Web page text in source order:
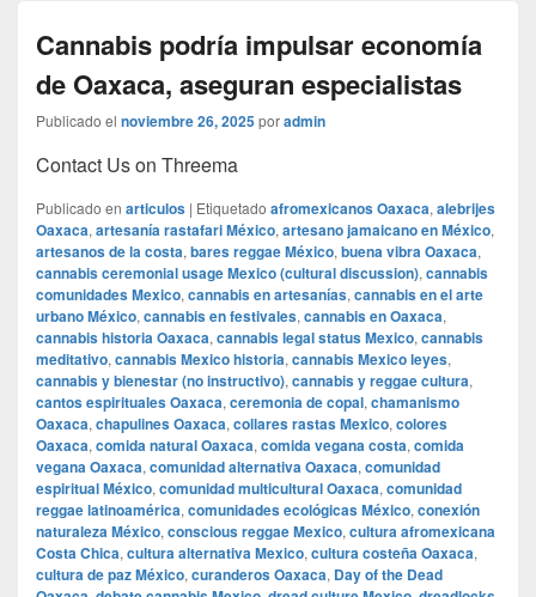
Cannabis podría impulsar economía
de Oaxaca, aseguran especialistas
Publicado el noviembre 26, 2025poradmin
Contact Us on Threema
Publicado en articulos | Etiquetado afromexicanos Oaxaca, alebrijes
Oaxaca, artesanía rastafari México, artesano jamaicano en México,
artesanos de la costa, bares reggae México, buena vibra Oaxaca,
cannabis ceremonial usage Mexico (cultural discussion), cannabis
comunidades Mexico, cannabis en artesanías, cannabis en el arte
urbano México, cannabis en festivales, cannabis en Oaxaca,
cannabis historia Oaxaca, cannabis legal status Mexico, cannabis
meditativo, cannabis Mexico historia, cannabis Mexico leyes,
cannabis y bienestar (no instructivo), cannabis y reggae cultura,
cantos espirituales Oaxaca, ceremonia de copal, chamanismo
Oaxaca, chapulines Oaxaca, collares rastas Mexico, colores
Oaxaca, comida natural Oaxaca, comida vegana costa, comida
vegana Oaxaca, comunidad alternativa Oaxaca, comunidad
espiritual México, comunidad multicultural Oaxaca, comunidad
reggae latinoamérica, comunidades ecológicas México, conexión
naturaleza México, conscious reggae Mexico, cultura afromexicana
Costa Chica, cultura alternativa Mexico, cultura costeña Oaxaca,
cultura de paz México, curanderos Oaxaca, Day of the Dead